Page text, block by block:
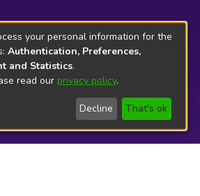
your personal information for the
Authentication, Preferences,
and Statistics.
read our privacy policy.
Decline That's ok